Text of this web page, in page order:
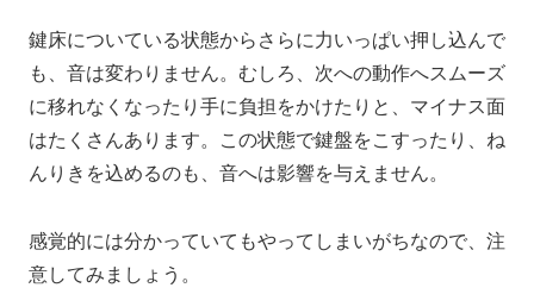
鍵床についている状態から さらに力いっぱい押し込んで
も、 音は変わりません。 むしろ、次への動作へスムーズ
に移れなくなったり 手に負担をかけたりと、 マイナス面
はたくさんあります。
この状態で鍵盤をこすったり、ね
んりきを込めるのも、 音へは影響を与えません。
感覚的には分かっていてもやってしまいがちなので、注
意してみましょう。